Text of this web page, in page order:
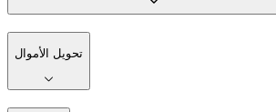
تحويل الأموال